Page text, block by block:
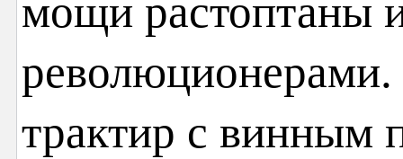
мощи растоптаны
трактир с винным